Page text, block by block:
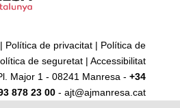
| Política de privacitat | Política de
de seguretat | Accessibilitat
Major 1 - 08241 Manresa - +34
878 23 00 - ajt@ajmanresa.cat